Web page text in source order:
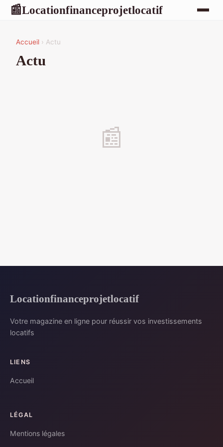
📰Locationfinanceprojetlocatif
Accueil › Actu
Actu
📰
Locationfinanceprojetlocatif
Votre magazine en ligne pour réussir vos investissements
locatifs
LIENS
Accueil
LÉGAL
Mentions légales